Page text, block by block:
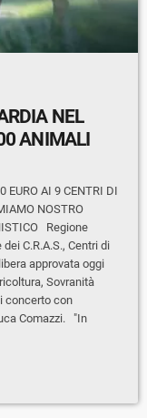
NEL
ANIMALI
EURO AI 9 CENTRI DI
NOSTRO
Regione
C.R.A.S., Centri di
approvata oggi
Sovranità
concerto con
Comazzi. "In